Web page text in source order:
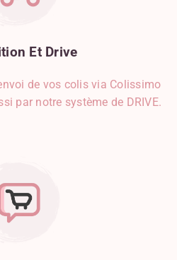
Et Drive
de vos colis via Colissimo
par notre système de DRIVE.